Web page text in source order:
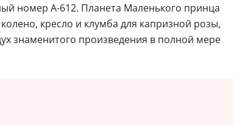
номер А-612. Планета Маленького принца
кресло и клумба для капризной розы,
знаменитого произведения в полной мере